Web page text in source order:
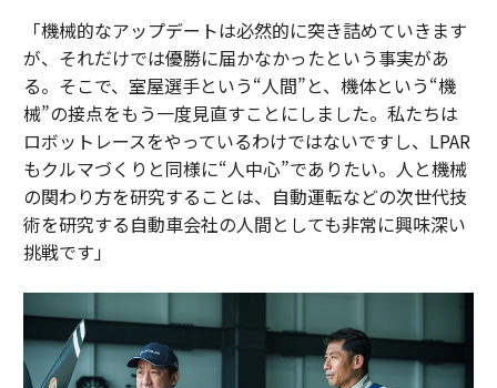
「機械的なアップデートは必然的に突き詰めていきます
が、それだけでは優勝に届かなかったという事実があ
る。そこで、室屋選手という“人間”と、機体という“機
械”の接点をもう一度見直すことにしました。私たちは
ロボットレースをやっているわけではないですし、LPAR
もクルマづくりと同様に“人中心”でありたい。人と機械
の関わり方を研究することは、自動運転などの次世代技
術を研究する自動車会社の人間としても非常に興味深い
挑戦です」